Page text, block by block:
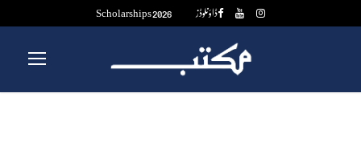
Scholarships 2026 ڈاؤنلوڈز